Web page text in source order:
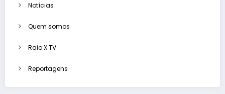
Notícias
Quem somos
Raio X TV
Reportagens